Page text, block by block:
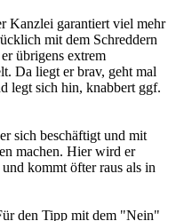
Kanzlei garantiert viel mehr
mit dem Schreddern
übrigens extrem
Da liegt er brav, geht mal
legt sich hin, knabbert ggf.
sich beschäftigt und mit
machen. Hier wird er
kommt öfter raus als in
den Tipp mit dem "Nein"